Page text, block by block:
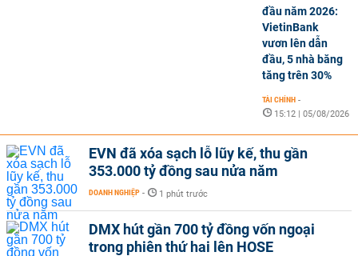
đầu năm 2026:
VietinBank
vươn lên dẫn
đầu, 5 nhà băng
tăng trên 30%
TÀI CHÍNH -
15:12 | 05/08/2026
EVN đã xóa sạch lỗ lũy kế, thu gần
353.000 tỷ đồng sau nửa năm
DOANH NGHIỆP - 1 phút trước
DMX hút gần 700 tỷ đồng vốn ngoại
trong phiên thứ hai lên HOSE